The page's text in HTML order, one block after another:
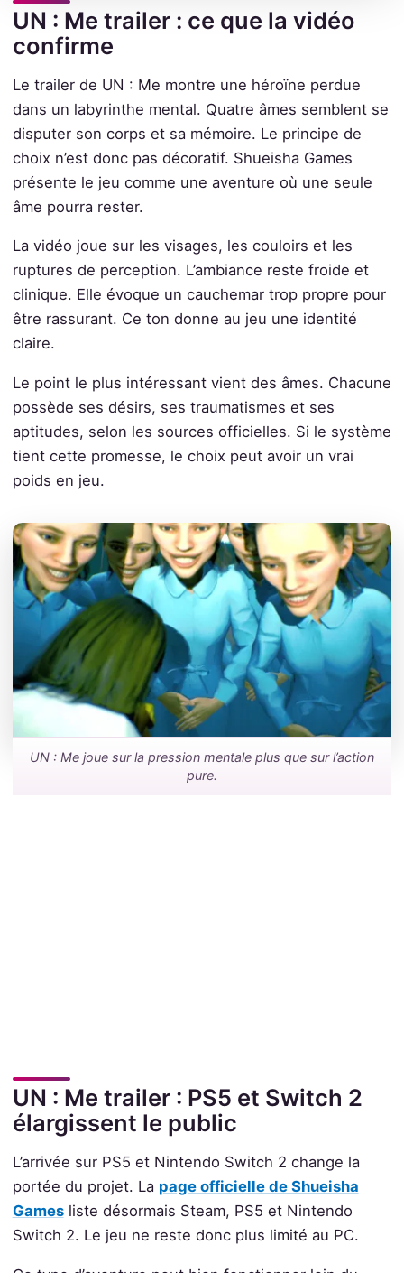
UN : Me trailer : ce que la vidéo
confirme
Le trailer de UN : Me montre une héroïne perdue
dans un labyrinthe mental. Quatre âmes semblent se
disputer son corps et sa mémoire. Le principe de
choix n’est donc pas décoratif. Shueisha Games
présente le jeu comme une aventure où une seule
âme pourra rester.
La vidéo joue sur les visages, les couloirs et les
ruptures de perception. L’ambiance reste froide et
clinique. Elle évoque un cauchemar trop propre pour
être rassurant. Ce ton donne au jeu une identité
claire.
Le point le plus intéressant vient des âmes. Chacune
possède ses désirs, ses traumatismes et ses
aptitudes, selon les sources officielles. Si le système
tient cette promesse, le choix peut avoir un vrai
poids en jeu.
UN : Me joue sur la pression mentale plus que sur l’action
pure.
UN : Me trailer : PS5 et Switch 2
élargissent le public
L’arrivée sur PS5 et Nintendo Switch 2 change la
portée du projet. La page officielle de Shueisha
Gamesliste désormais Steam, PS5 et Nintendo
Switch 2. Le jeu ne reste donc plus limité au PC.